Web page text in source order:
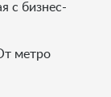
с бизнес-
метро